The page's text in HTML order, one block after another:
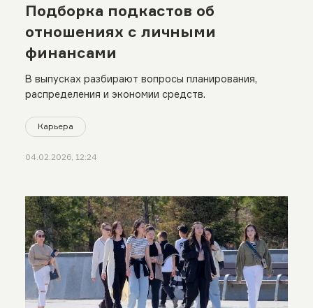
Подборка подкастов об
отношениях с личными
финансами
В выпусках разбирают вопросы планирования,
распределения и экономии средств.
Карьера
04.02.2026, 12:24